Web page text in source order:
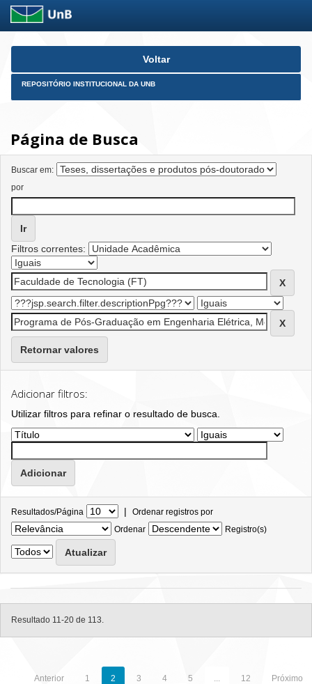
Skip
Voltar
REPOSITÓRIO INSTITUCIONAL DA UNB
Página de Busca
Buscar em:
por
Filtros correntes:
Retornar valores
Adicionar filtros:
Utilizar filtros para refinar o resultado de busca.
Resultados/Página | Ordenar registros por
Ordenar
Registro(s)
Resultado 11-20 de 113.
Anterior 1 2 3 4 5 ... 12 Próximo